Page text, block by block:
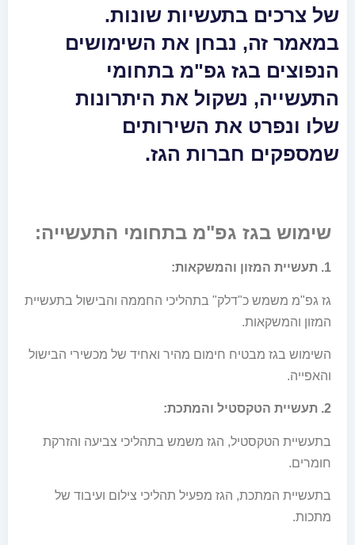
של צרכים בתעשיות שונות.
במאמר זה, נבחן את השימושים
הנפוצים בגז גפ"מ בתחומי
התעשייה, נשקול את היתרונות
שלו ונפרט את השירותים
שמספקים חברות הגז.
שימוש בגז גפ"מ בתחומי התעשייה:
1. תעשיית המזון והמשקאות:
גז גפ"מ משמש כ"דלק" בתהליכי החממה והבישול בתעשיית
המזון והמשקאות.
השימוש בגז מבטיח חימום מהיר ואחיד של מכשירי הבישול
והאפייה.
2. תעשיית הטקסטיל והמתכת:
בתעשיית הטקסטיל, הגז משמש בתהליכי צביעה והזרקת
חומרים.
בתעשיית המתכת, הגז מפעיל תהליכי צילום ועיבוד של
מתכות.